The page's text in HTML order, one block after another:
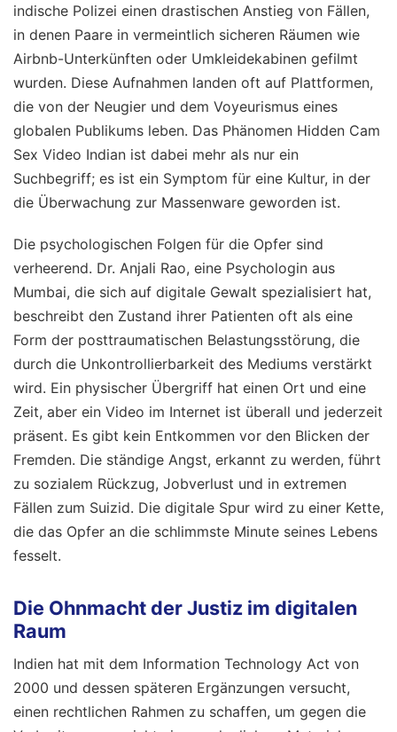
indische Polizei einen drastischen Anstieg von Fällen,
in denen Paare in vermeintlich sicheren Räumen wie
Airbnb-Unterkünften oder Umkleidekabinen gefilmt
wurden. Diese Aufnahmen landen oft auf Plattformen,
die von der Neugier und dem Voyeurismus eines
globalen Publikums leben. Das Phänomen Hidden Cam
Sex Video Indian ist dabei mehr als nur ein
Suchbegriff; es ist ein Symptom für eine Kultur, in der
die Überwachung zur Massenware geworden ist.
Die psychologischen Folgen für die Opfer sind
verheerend. Dr. Anjali Rao, eine Psychologin aus
Mumbai, die sich auf digitale Gewalt spezialisiert hat,
beschreibt den Zustand ihrer Patienten oft als eine
Form der posttraumatischen Belastungsstörung, die
durch die Unkontrollierbarkeit des Mediums verstärkt
wird. Ein physischer Übergriff hat einen Ort und eine
Zeit, aber ein Video im Internet ist überall und jederzeit
präsent. Es gibt kein Entkommen vor den Blicken der
Fremden. Die ständige Angst, erkannt zu werden, führt
zu sozialem Rückzug, Jobverlust und in extremen
Fällen zum Suizid. Die digitale Spur wird zu einer Kette,
die das Opfer an die schlimmste Minute seines Lebens
fesselt.
Die Ohnmacht der Justiz im digitalen
Raum
Indien hat mit dem Information Technology Act von
2000 und dessen späteren Ergänzungen versucht,
einen rechtlichen Rahmen zu schaffen, um gegen die